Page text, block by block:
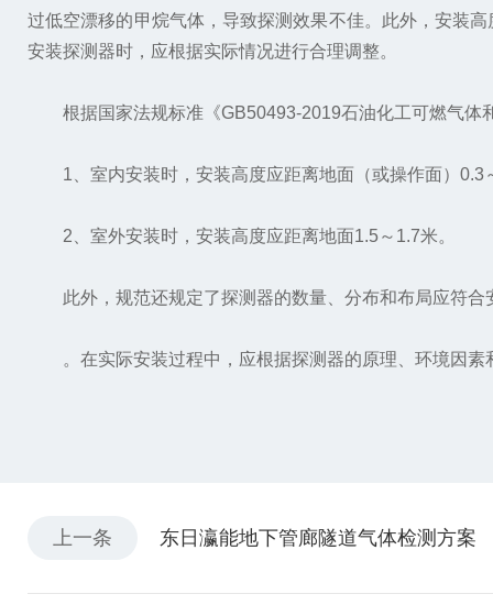
过低空漂移的甲烷气体，导致探测效果不佳。此外，安装
安装探测器时，应根据实际情况进行合理调整。
根据国家法规标准《GB50493-2019石油化工可燃气体
1、室内安装时，安装高度应距离地面（或操作面）0.3
2、室外安装时，安装高度应距离地面1.5～1.7米。
此外，规范还规定了探测器的数量、分布和布局应符合
。在实际安装过程中，应根据探测器的原理、环境因素
上一条 东日瀛能地下管廊隧道气体检测方案